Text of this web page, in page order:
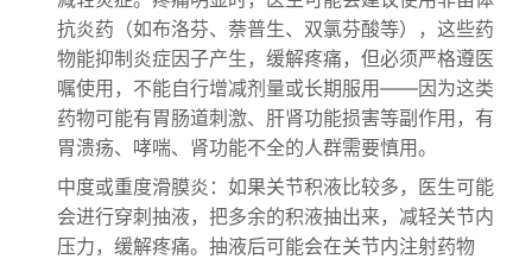
抗炎药（如布洛芬、萘普生、双氯芬酸等），这些药
物能抑制炎症因子产生，缓解疼痛，但必须严格遵医
嘱使用，不能自行增减剂量或长期服用——因为这类
药物可能有胃肠道刺激、肝肾功能损害等副作用，有
胃溃疡、哮喘、肾功能不全的人群需要慎用。
中度或重度滑膜炎：如果关节积液比较多，医生可能
会进行穿刺抽液，把多余的积液抽出来，减轻关节内
压力，缓解疼痛。抽液后可能会在关节内注射药物